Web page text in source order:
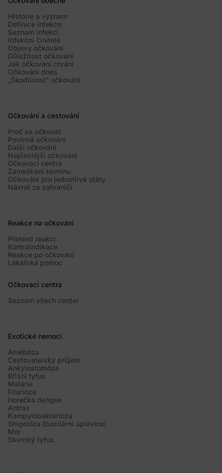
Historie a význam
Definice infekce
Seznam infekcí
Infekční činitelé
Objevy očkování
Důležitost očkování
Jak očkování chrání
Očkování dnes
„Škodlivost“ očkování
Očkování a cestování
Proč se očkovat
Povinná očkování
Další očkování
Nejčastější očkování
Očkovací centra
Zameškání termínu
Očkování pro jednotlivé státy
Návrat ze zahraničí
Reakce na očkování
Přehled reakcí
Kontraindikace
Reakce po očkování
Lékařská pomoc
Očkovací centra
Seznam všech center
Exotické nemoci
Amébóza
Cestovatelský průjem
Ankylostomóza
Břišní tyfus
Malárie
Filarióza
Horečka dengue
Antrax
Kampylobakterióza
Shigelóza (bacilární úplavice)
Mor
Skvrnitý tyfus